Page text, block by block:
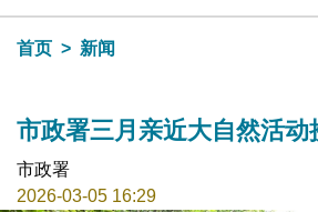
目录
首页
新闻
市政署三月亲近大自然活动
市政署
2026-03-05 16:29